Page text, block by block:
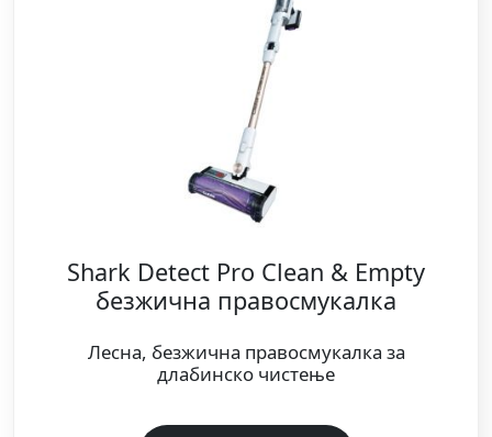
Shark Detect Pro Clean & Empty
безжична правосмукалка
Лесна, безжична правосмукалка за
длабинско чистење